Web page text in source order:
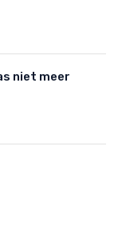
niet meer